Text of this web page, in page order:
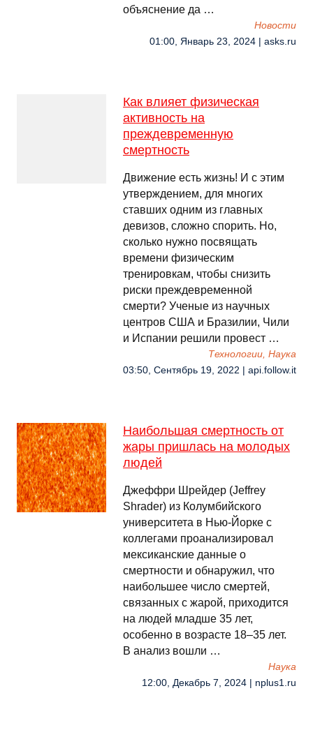
объяснение да …
Новости
01:00, Январь 23, 2024 | asks.ru
Как влияет физическая
активность на
преждевременную
смертность
Движение есть жизнь! И с этим
утверждением, для многих
ставших одним из главных
девизов, сложно спорить. Но,
сколько нужно посвящать
времени физическим
тренировкам, чтобы снизить
риски преждевременной
смерти? Ученые из научных
центров США и Бразилии, Чили
и Испании решили провест …
Технологии, Наука
03:50, Сентябрь 19, 2022 | api.follow.it
Наибольшая смертность от
жары пришлась на молодых
людей
Джеффри Шрейдер (Jeffrey
Shrader) из Колумбийского
университета в Нью-Йорке с
коллегами проанализировал
мексиканские данные о
смертности и обнаружил, что
наибольшее число смертей,
связанных с жарой, приходится
на людей младше 35 лет,
особенно в возрасте 18–35 лет.
В анализ вошли …
Наука
12:00, Декабрь 7, 2024 | nplus1.ru